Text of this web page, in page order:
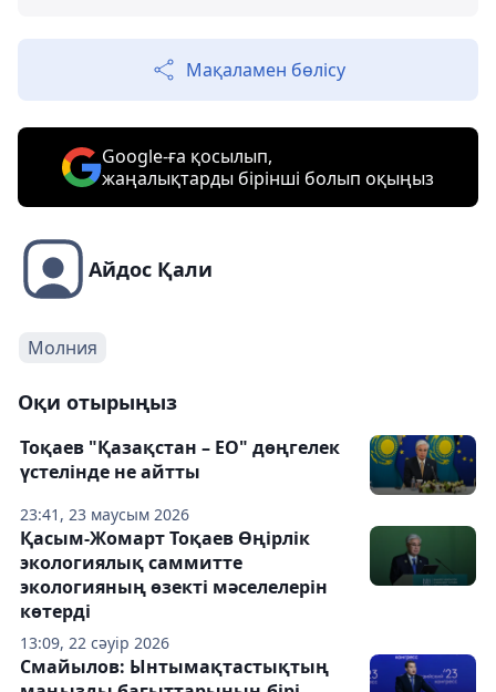
Мақаламен бөлісу
Google-ға қосылып,
жаңалықтарды бірінші болып оқыңыз
Айдос Қали
Молния
Оқи отырыңыз
23:41, 23 маусым 2026
Тоқаев "Қазақстан – ЕО" дөңгелек
үстелінде не айтты
13:09, 22 сәуір 2026
Қасым-Жомарт Тоқаев Өңірлік
экологиялық саммитте
экологияның өзекті мәселелерін
көтерді
Смайылов: Ынтымақтастықтың